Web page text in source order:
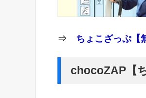
⇒ ちょこざっぷ【
chocoZAP【